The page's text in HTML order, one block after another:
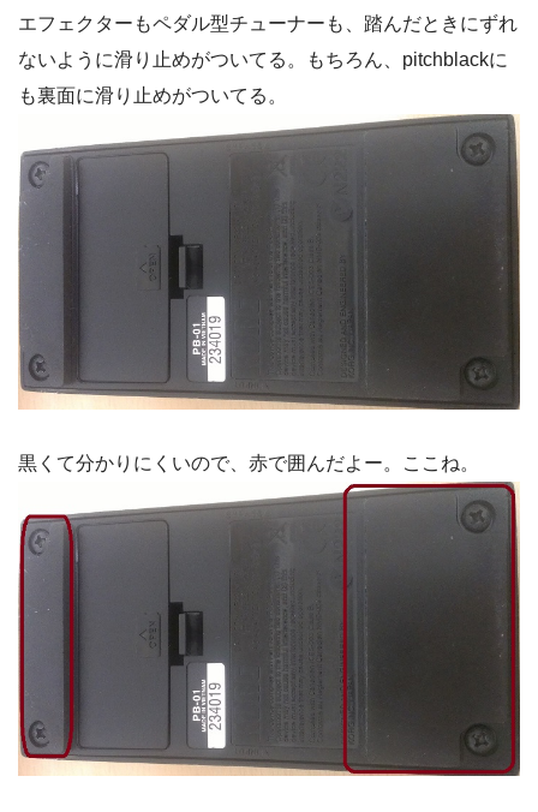
エフェクターもペダル型チューナーも、踏んだときにずれ
ないように滑り止めがついてる。もちろん、pitchblackに
も裏面に滑り止めがついてる。
黒くて分かりにくいので、赤で囲んだよー。ここね。